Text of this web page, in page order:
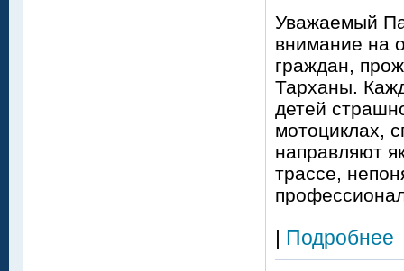
Уважаемый
внимание на
граждан,
Тарханы.
детей
мотоциклах,
направляют
трассе,
Подробнее